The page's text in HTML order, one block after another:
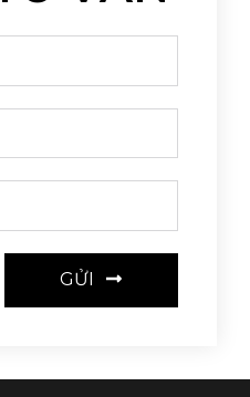
GỬI